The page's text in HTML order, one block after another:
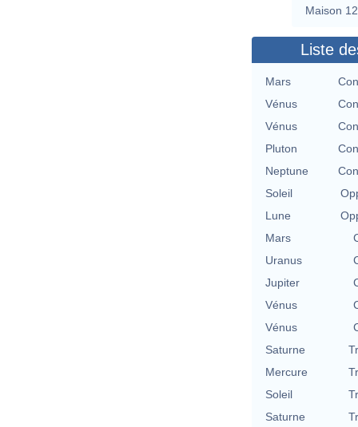
Maison 12
Liste
Mars
Vénus
Vénus
Pluton
Neptune
Soleil
Lune
Mars
Uranus
Jupiter
Vénus
Vénus
Saturne
Mercure
Soleil
Saturne